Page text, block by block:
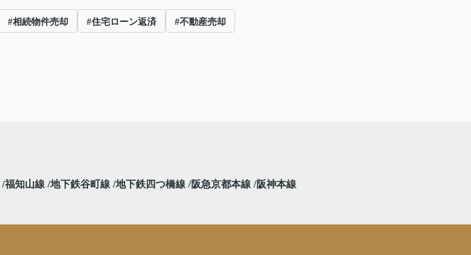
#相続物件売却 #住宅ローン返済 #不動産売却
福知山線 地下鉄谷町線 地下鉄四つ橋線 阪急京都本線 阪神本線